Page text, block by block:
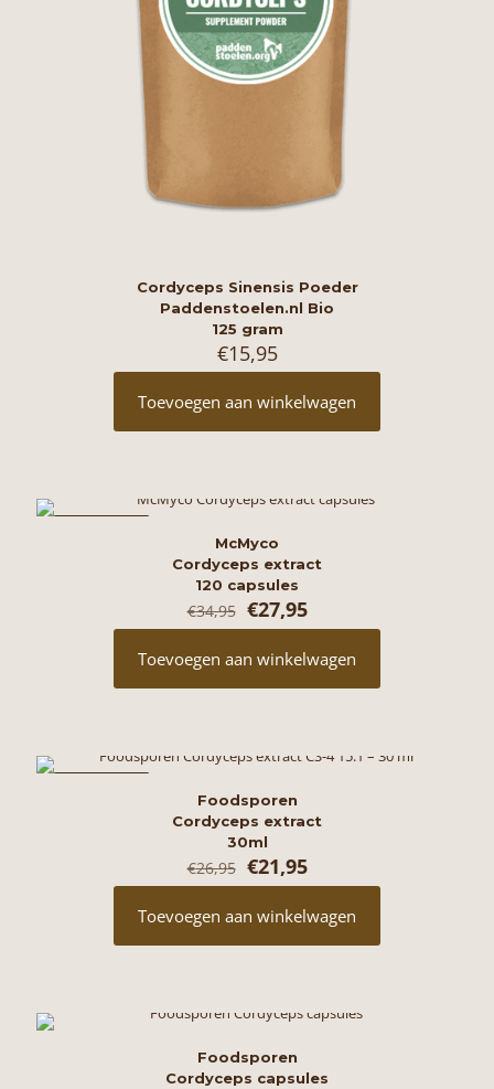
Cordyceps Sinensis Poeder
Paddenstoelen.nl Bio
125 gram
€15,95
Toevoegen aan winkelwagen
McMyco
Cordyceps extract
120 capsules
€34,95 Oorspronkelijke
prijs
was:
€34,95.
€27,95Huidige
prijs
is:
€27,95.
Toevoegen aan winkelwagen
Foodsporen
Cordyceps extract
30ml
€26,95 Oorspronkelijke
prijs
was:
€26,95.
€21,95Huidige
prijs
is:
€21,95.
Toevoegen aan winkelwagen
Foodsporen
Cordyceps capsules